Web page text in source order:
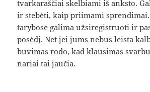
tvarkaraščiai skelbiami iš anksto.
ir stebėti, kaip priimami
tarybose galima užsiregistruoti ir
posėdį. Net jei jums nebus leista
buvimas rodo, kad klausimas
nariai tai jaučia.